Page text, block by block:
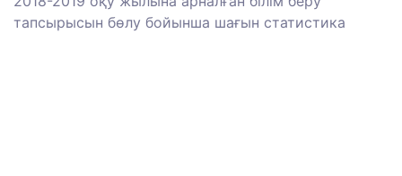
тапсырысын бөлу бойынша шағын статистика